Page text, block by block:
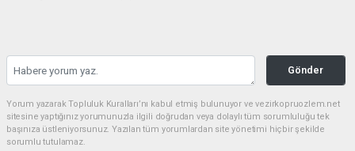
Gönder
Yorum yazarak Topluluk Kuralları’nı kabul etmiş bulunuyor ve vezirkopruozlem.net
sitesine yaptığınız yorumunuzla ilgili doğrudan veya dolaylı tüm sorumluluğu tek
başınıza üstleniyorsunuz. Yazılan tüm yorumlardan site yönetimi hiçbir şekilde
sorumlu tutulamaz.